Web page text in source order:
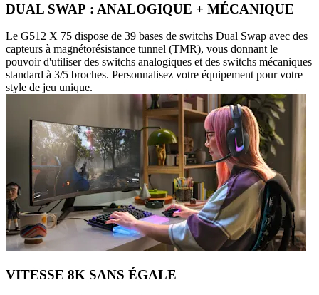
DUAL SWAP : ANALOGIQUE + MÉCANIQUE
Le G512 X 75 dispose de 39 bases de switchs Dual Swap avec des
capteurs à magnétorésistance tunnel (TMR), vous donnant le
pouvoir d'utiliser des switchs analogiques et des switchs mécaniques
standard à 3/5 broches. Personnalisez votre équipement pour votre
style de jeu unique.
VITESSE 8K SANS ÉGALE